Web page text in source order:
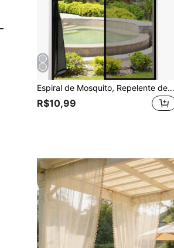
Espiral de Mosquito, Repelente de Mosquito, Cortina de Porta de Verão, Cortina de Porta Repelente de Mosquito, Cortina de Porta Magnética, Cortina de Porta com Isolamento Térmico, Cortina de Tecido de Cortina de Porta Magnética, Tela de Janela para Mosquito, Nova Tela de Porta Magnética para Mosquito, Largura 100/120/140cm Comprimento 240cm - Material de Malha Fina, Tela de Mosquito com Ímãs Completos, Pode Ser Fechada Separadamente para Varanda, Fácil de Instalar (Preto/Branco) Cortina de Porta Repelente de Mosquito de Verão/Tela Magnética para Mosquito/Tela de Mosquito/Cortina de Tela de Mosquito para Porta/Tela Magnética para Mosquito Apalus/Tela de Mosquito para Porta de Entrada
R$10,99